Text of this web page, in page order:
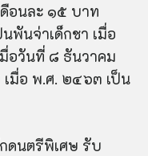
ดือนละ ๑๕ บาท
พันจ่าเด็กชา เมื่อ
อวันที่ ๘ ธันวาคม
มื่อ พ.ศ. ๒๔๖๓ เป็น
ดนตรีพิเศษ รับ